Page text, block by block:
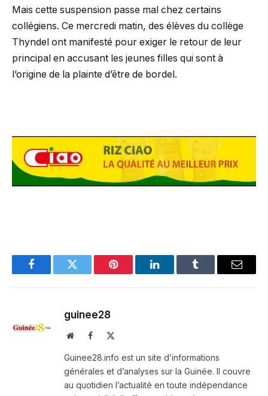
Mais cette suspension passe mal chez certains
collégiens. Ce mercredi matin, des élèves du collège
Thyndel ont manifesté pour exiger le retour de leur
principal en accusant les jeunes filles qui sont à
l’origine de la plainte d’être de bordel.
FacebookTwitter Pinterest LinkedInTumblr Email
guinee28
WebsiteFacebook
Guinee28.info est un site d’informations
générales et d’analyses sur la Guinée. Il couvre
au quotidien l’actualité en toute indépendance